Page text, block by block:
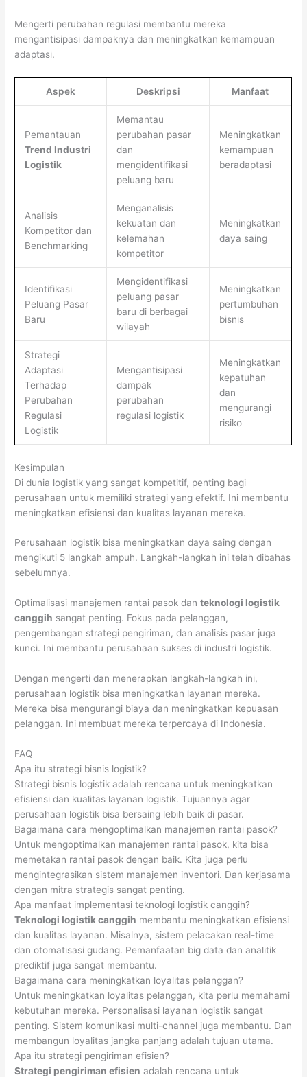
Mengerti perubahan regulasi membantu mereka
mengantisipasi dampaknya dan meningkatkan kemampuan
adaptasi.
Aspek Deskripsi Manfaat
Pemantauan
Trend Industri
Logistik
Memantau
perubahan pasar
dan
mengidentifikasi
peluang baru
Meningkatkan
kemampuan
beradaptasi
Analisis
Kompetitor dan
Benchmarking
Menganalisis
kekuatan dan
kelemahan
kompetitor
Meningkatkan
daya saing
Identifikasi
Peluang Pasar
Baru
Mengidentifikasi
peluang pasar
baru di berbagai
wilayah
Meningkatkan
pertumbuhan
bisnis
Strategi
Adaptasi
Terhadap
Perubahan
Regulasi
Logistik
Mengantisipasi
dampak
perubahan
regulasi logistik
Meningkatkan
kepatuhan
dan
mengurangi
risiko
Kesimpulan
Di dunia logistik yang sangat kompetitif, penting bagi
perusahaan untuk memiliki strategi yang efektif. Ini membantu
meningkatkan efisiensi dan kualitas layanan mereka.
Perusahaan logistik bisa meningkatkan daya saing dengan
mengikuti 5 langkah ampuh. Langkah-langkah ini telah dibahas
sebelumnya.
Optimalisasi manajemen rantai pasok danteknologi logistik
canggih sangat penting. Fokus pada pelanggan,
pengembangan strategi pengiriman, dan analisis pasar juga
kunci. Ini membantu perusahaan sukses di industri logistik.
Dengan mengerti dan menerapkan langkah-langkah ini,
perusahaan logistik bisa meningkatkan layanan mereka.
Mereka bisa mengurangi biaya dan meningkatkan kepuasan
pelanggan. Ini membuat mereka terpercaya di Indonesia.
FAQ
Apa itu strategi bisnis logistik?
Strategi bisnis logistik adalah rencana untuk meningkatkan
efisiensi dan kualitas layanan logistik. Tujuannya agar
perusahaan logistik bisa bersaing lebih baik di pasar.
Bagaimana cara mengoptimalkan manajemen rantai pasok?
Untuk mengoptimalkan manajemen rantai pasok, kita bisa
memetakan rantai pasok dengan baik. Kita juga perlu
mengintegrasikan sistem manajemen inventori. Dan kerjasama
dengan mitra strategis sangat penting.
Apa manfaat implementasi teknologi logistik canggih?
Teknologi logistik canggih membantu meningkatkan efisiensi
dan kualitas layanan. Misalnya, sistem pelacakan real-time
dan otomatisasi gudang. Pemanfaatan big data dan analitik
prediktif juga sangat membantu.
Bagaimana cara meningkatkan loyalitas pelanggan?
Untuk meningkatkan loyalitas pelanggan, kita perlu memahami
kebutuhan mereka. Personalisasi layanan logistik sangat
penting. Sistem komunikasi multi-channel juga membantu. Dan
membangun loyalitas jangka panjang adalah tujuan utama.
Apa itu strategi pengiriman efisien?
Strategi pengiriman efisien adalah rencana untuk